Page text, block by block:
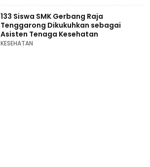
133 Siswa SMK Gerbang Raja
Tenggarong Dikukuhkan sebagai
Asisten Tenaga Kesehatan
KESEHATAN